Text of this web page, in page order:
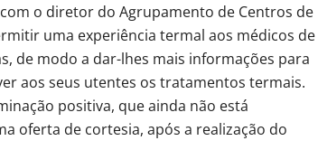
o diretor do Agrupamento de Centros de
uma experiência termal aos médicos de
de modo a dar-lhes mais informações para
aos seus utentes os tratamentos termais.
positiva, que ainda não está
oferta de cortesia, após a realização do